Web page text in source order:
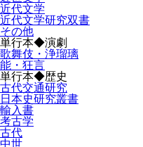
近代文学
近代文学研究双書
その他
単行本◆演劇
歌舞伎・浄瑠璃
能・狂言
単行本◆歴史
古代交通研究
日本史研究叢書
輸入書
考古学
古代
中世